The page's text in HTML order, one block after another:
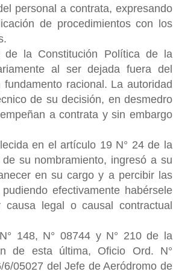
personal a contrata, expresando
de procedimientos con los
la Constitución Política de la
al ser dejada fuera del
racional. La autoridad
de su decisión, en desmedro
a contrata y sin embargo
en el artículo 19 N° 24 de la
su nombramiento, ingresó a su
en su cargo y a percibir las
efectivamente habérsele
legal o causal contractual
148, N° 08744 y N° 210 de la
de esta última, Oficio Ord. N°
05027 del Jefe de Aeródromo de